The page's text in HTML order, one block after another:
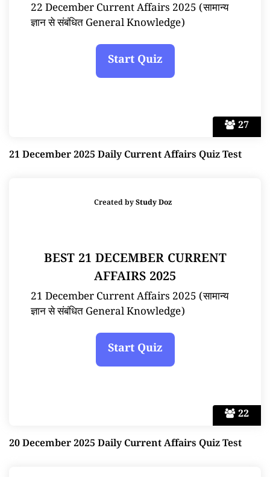
27
22 December Current Affairs 2025 (सामान्य
ज्ञान से संबंधित General Knowledge)
21 December 2025 Daily Current Affairs Quiz Test
22
Created byStudy Doz
BEST 21 DECEMBER CURRENT
AFFAIRS 2025
21 December Current Affairs 2025 (सामान्य
ज्ञान से संबंधित General Knowledge)
20 December 2025 Daily Current Affairs Quiz Test